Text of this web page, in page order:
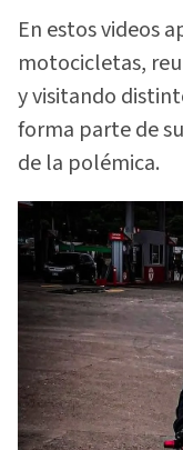
En estos videos
motocicletas,
y visitando
forma parte de
de la polémica.